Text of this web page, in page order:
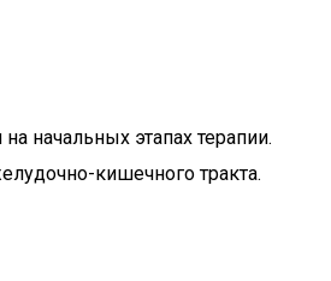
начальных этапах терапии.
кишечного тракта.